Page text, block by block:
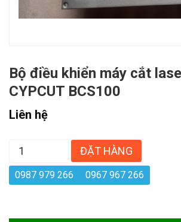
Bộ điều khiển máy cắt
CYPCUT BCS100
Liên hệ
ĐẶT HÀNG
0987 979 266 0967 967 266